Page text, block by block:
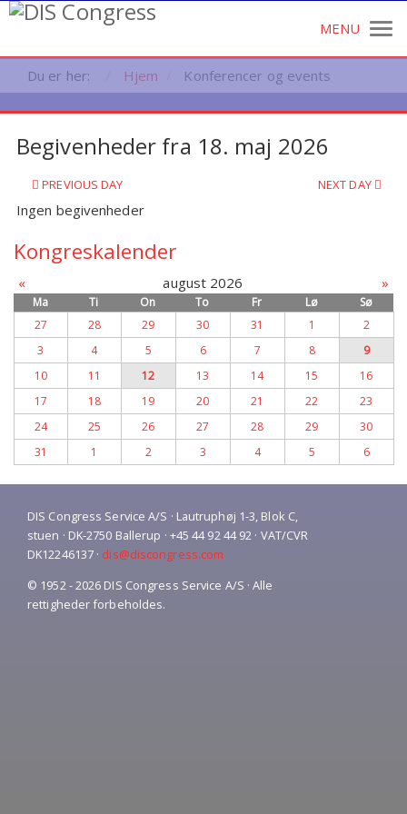
Du er her: Hjem Konferencer og events
Begivenheder fra 18. maj 2026
PREVIOUS DAY NEXT DAY
Ingen begivenheder
Kongreskalender
« august 2026 »
Ma Ti On To Fr Lø
Sø
27
28 29 30 31 1
2
3
4 5 6 7 8
9
10
11 12 13 14 15
16
17
18 19 20 21 22
23
24
25 26 27 28 29
30
31
1 2 3 4 5 6
DIS Congress Service A/S · Lautruphøj 1-3, Blok C,
stuen · DK-2750 Ballerup · +45 44 92 44 92 · VAT/CVR
DK12246137 · dis@discongress.com
© 1952 - 2026 DIS Congress Service A/S · Alle
rettigheder forbeholdes.